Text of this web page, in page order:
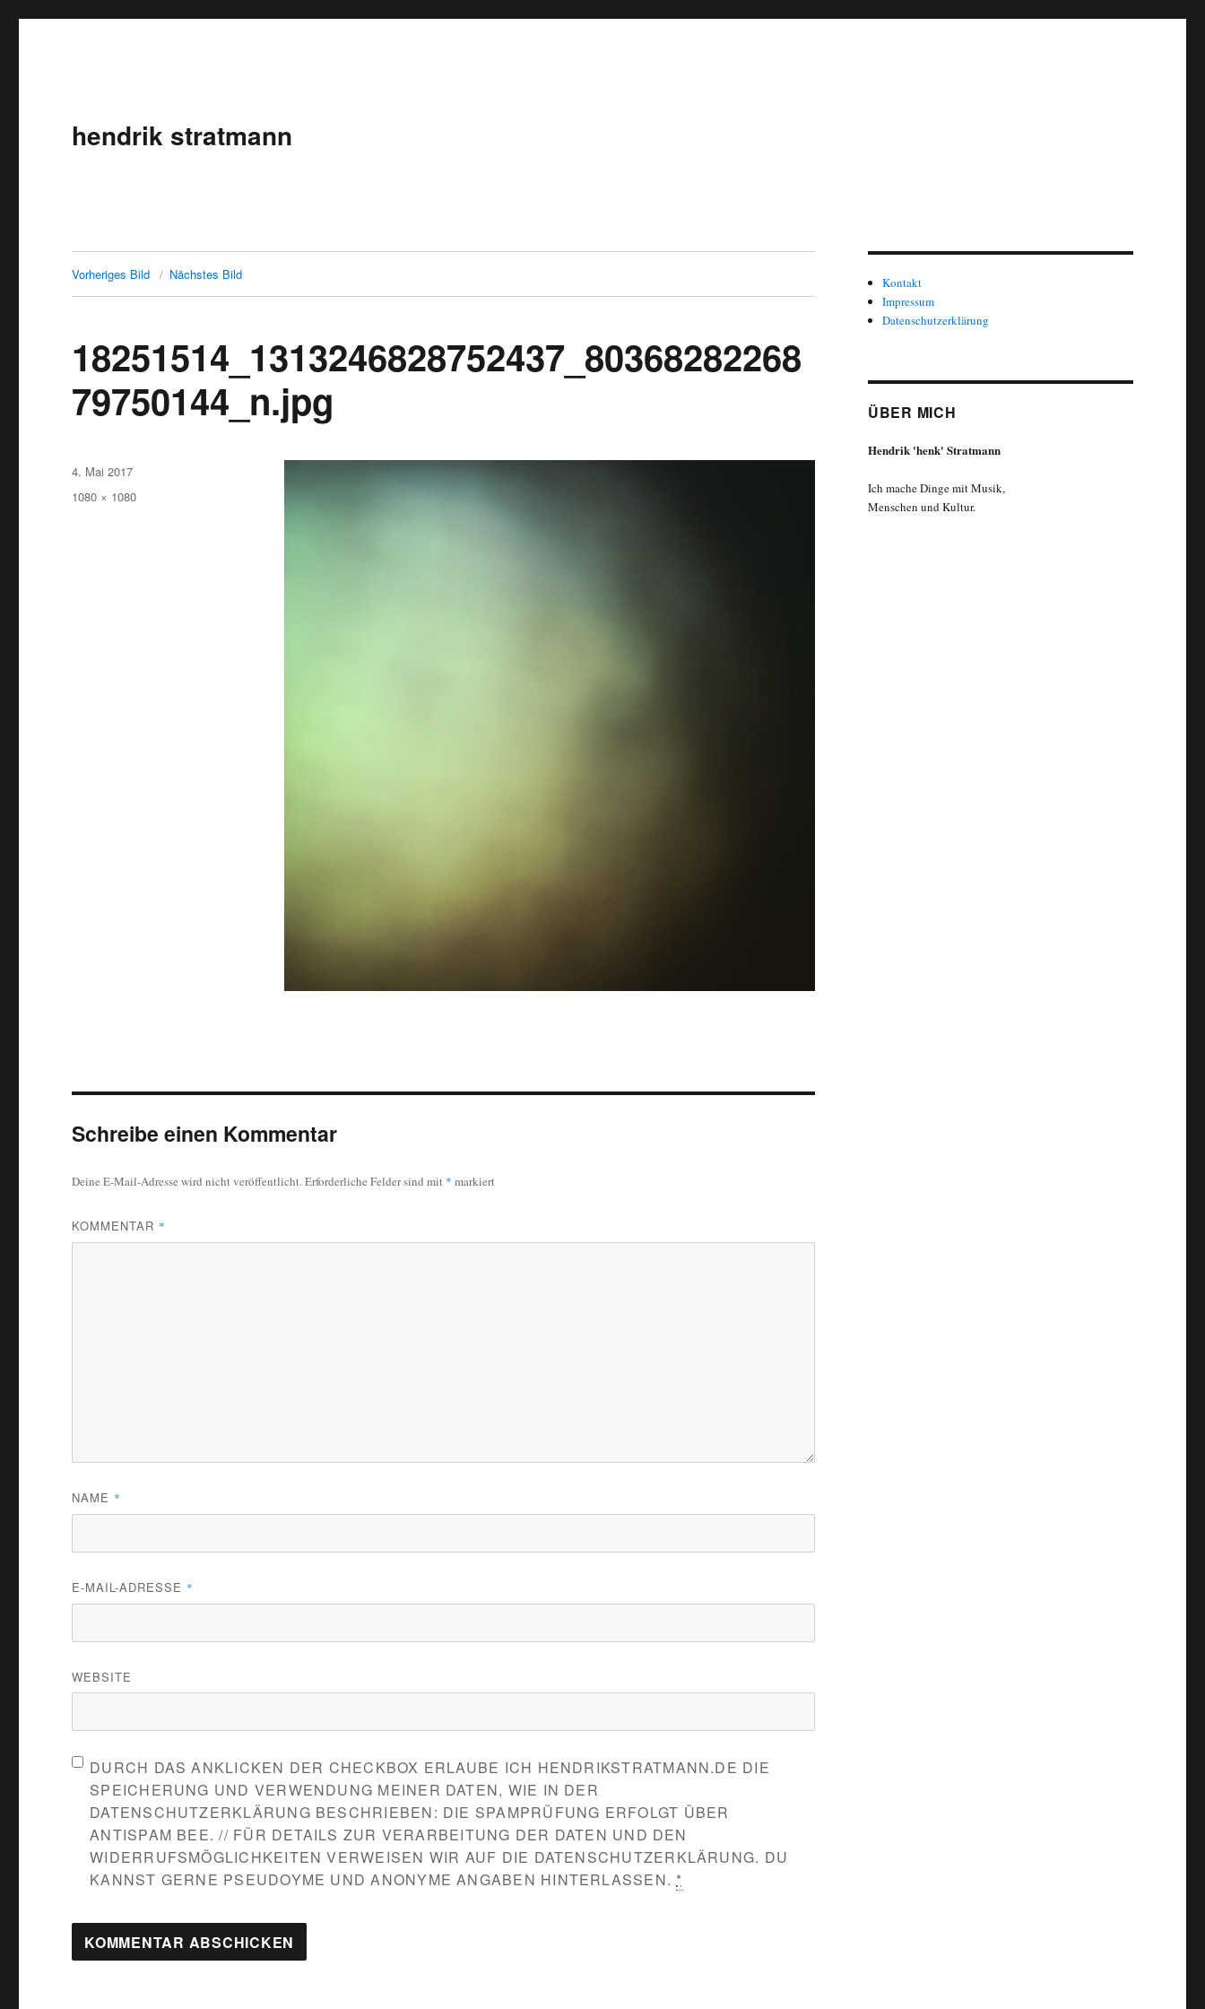
hendrik stratmann
Vorheriges Bild Nächstes Bild
18251514_1313246828752437_80368282268
79750144_n.jpg
Veröffentlicht
am
4. Mai 2017
Originalgröße
1080 × 1080
Schreibe einen Kommentar
Deine E-Mail-Adresse wird nicht veröffentlicht.Erforderliche Felder sind mit * markiert
KOMMENTAR *
NAME *
E-MAIL-ADRESSE *
WEBSITE
DURCH DAS ANKLICKEN DER CHECKBOX ERLAUBE ICH HENDRIKSTRATMANN.DE DIE
SPEICHERUNG UND VERWENDUNG MEINER DATEN, WIE IN DER
DATENSCHUTZERKLÄRUNG BESCHRIEBEN: DIE SPAMPRÜFUNG ERFOLGT ÜBER
ANTISPAM BEE. // FÜR DETAILS ZUR VERARBEITUNG DER DATEN UND DEN
WIDERRUFSMÖGLICHKEITEN VERWEISEN WIR AUF DIE DATENSCHUTZERKLÄRUNG. DU
KANNST GERNE PSEUDOYME UND ANONYME ANGABEN HINTERLASSEN. *
Kontakt
Impressum
Datenschutzerklärung
ÜBER MICH
Hendrik 'henk' Stratmann
Ich mache Dinge mit Musik,
Menschen und Kultur.